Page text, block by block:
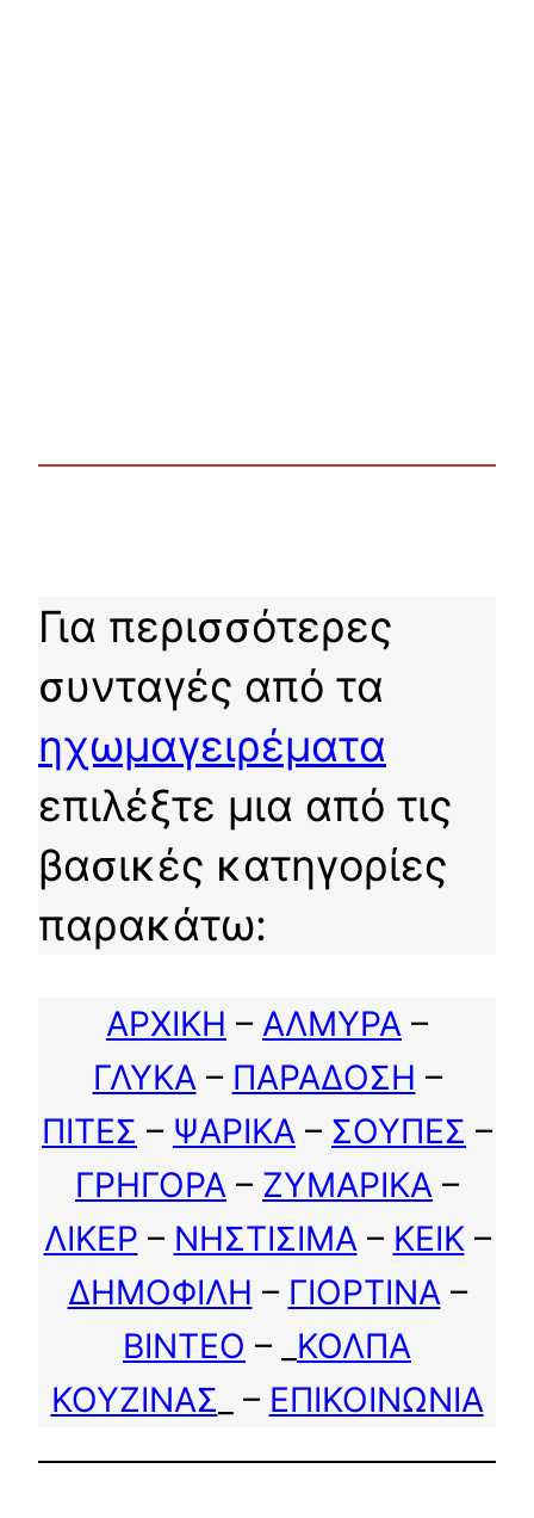
Για περισσότερες
συνταγές από τα
ηχωμαγειρέματα
επιλέξτε μια από τις
βασικές κατηγορίες
παρακάτω:
ΑΡΧΙΚΗ – ΑΛΜΥΡΑ –
ΓΛΥΚΑ – ΠΑΡΑΔΟΣΗ –
ΠΙΤΕΣ – ΨΑΡΙΚΑ – ΣΟΥΠΕΣ –
ΓΡΗΓΟΡΑ – ΖΥΜΑΡΙΚΑ –
ΛΙΚΕΡ – ΝΗΣΤΙΣΙΜΑ – ΚΕΙΚ–
ΔΗΜΟΦΙΛΗ – ΓΙΟΡΤΙΝΑ –
ΒΙΝΤΕΟ – _ ΚΟΛΠΑ
ΚΟΥΖΙΝΑΣ _ – ΕΠΙΚΟΙΝΩΝΙΑ